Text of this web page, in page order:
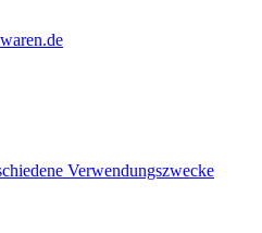
Verwendungszwecke